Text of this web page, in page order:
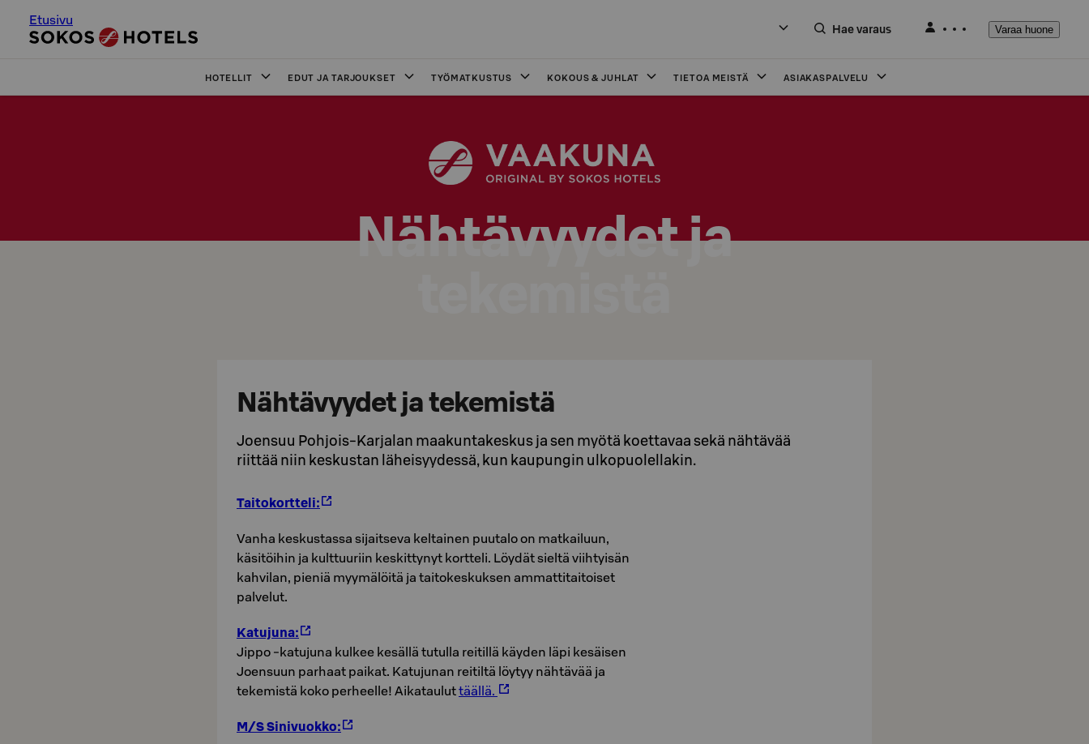
Etusivu
Hae varaus Varaa huone
HOTELLIT EDUT JA TARJOUKSET TYÖMATKUSTUS KOKOUS & JUHLAT TIETOA MEISTÄ ASIAKASPALVELU
Nähtävyydet ja
Nähtävyydet ja tekemistä
Joensuu Pohjois-Karjalan maakuntakeskus ja sen myötä koettavaa sekä nähtävää
riittää niin keskustan läheisyydessä, kun kaupungin ulkopuolellakin.
Taitokortteli:
Vanha keskustassa sijaitseva keltainen puutalo on matkailuun,
käsitöihin ja kulttuuriin keskittynyt kortteli. Löydät sieltä viihtyisän
kahvilan, pieniä myymälöitä ja taitokeskuksen ammattitaitoiset
palvelut.
Katujuna:
Jippo -katujuna kulkee kesällä tutulla reitillä käyden läpi kesäisen
Joensuun parhaat paikat. Katujunan reitiltä löytyy nähtävää ja
tekemistä koko perheelle! Aikatauluttäällä.
M/S Sinivuokko: